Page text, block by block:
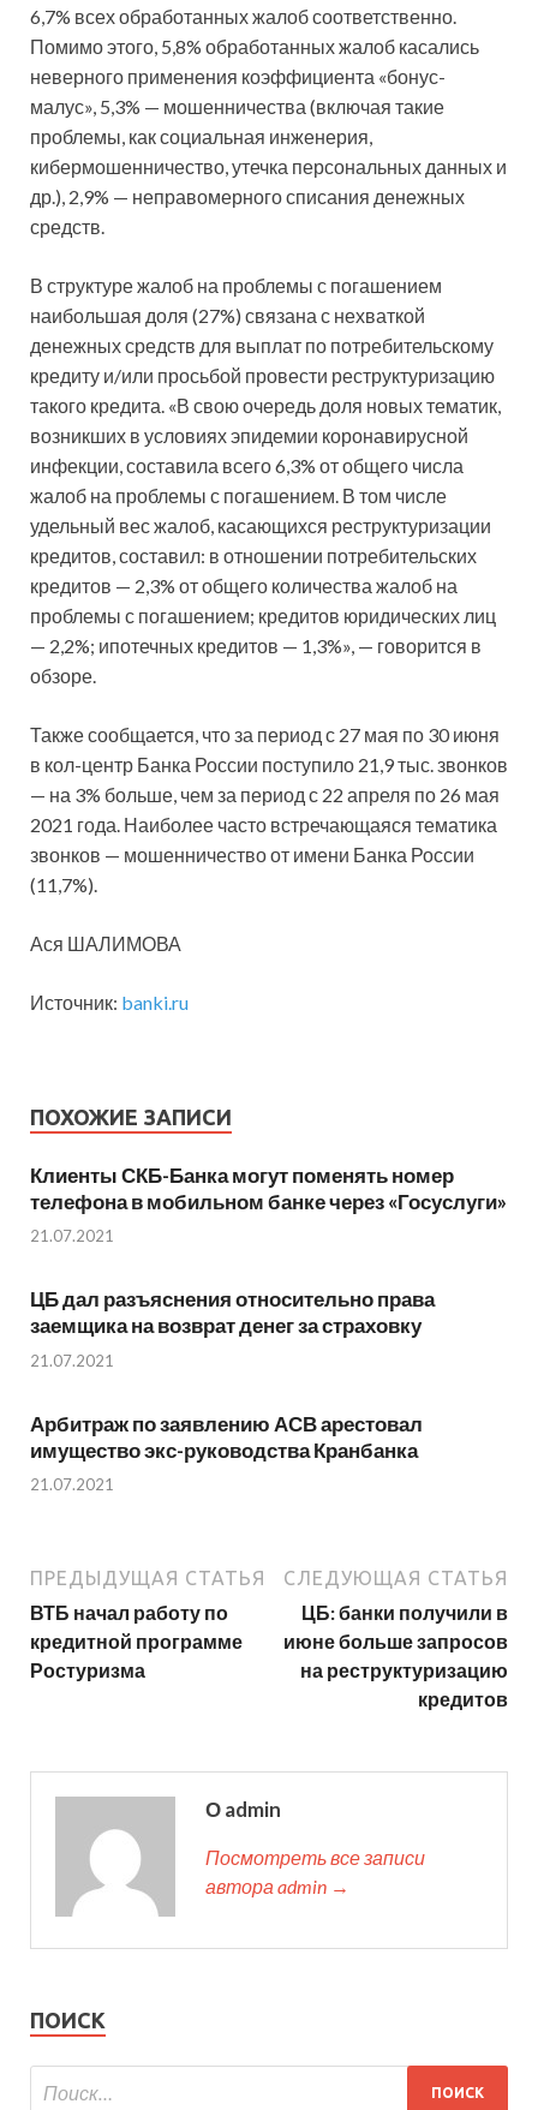
6,7% всех обработанных жалоб соответственно.
Помимо этого, 5,8% обработанных жалоб касались
неверного применения коэффициента «бонус-
малус», 5,3% — мошенничества (включая такие
проблемы, как социальная инженерия,
кибермошенничество, утечка персональных данных и
др.), 2,9% — неправомерного списания денежных
средств.
В структуре жалоб на проблемы с погашением
наибольшая доля (27%) связана с нехваткой
денежных средств для выплат по потребительскому
кредиту и/или просьбой провести реструктуризацию
такого кредита. «В свою очередь доля новых тематик,
возникших в условиях эпидемии коронавирусной
инфекции, составила всего 6,3% от общего числа
жалоб на проблемы с погашением. В том числе
удельный вес жалоб, касающихся реструктуризации
кредитов, составил: в отношении потребительских
кредитов — 2,3% от общего количества жалоб на
проблемы с погашением; кредитов юридических лиц
— 2,2%; ипотечных кредитов — 1,3%», — говорится в
обзоре.
Также сообщается, что за период с 27 мая по 30 июня
в кол-центр Банка России поступило 21,9 тыс. звонков
— на 3% больше, чем за период с 22 апреля по 26 мая
2021 года. Наиболее часто встречающаяся тематика
звонков — мошенничество от имени Банка России
(11,7%).
Ася ШАЛИМОВА
Источник: banki.ru
ПОХОЖИЕ ЗАПИСИ
​Клиенты СКБ-Банка могут поменять номер
телефона в мобильном банке через «​Госуслуги»
21.07.2021
ЦБ дал разъяснения относительно права
заемщика на возврат денег за страховку
21.07.2021
Арбитраж по заявлению АСВ арестовал
имущество экс-руководства Кранбанка
21.07.2021
ПРЕДЫДУЩАЯ СТАТЬЯ
ВТБ начал работу по
кредитной программе
Ростуризма
СЛЕДУЮЩАЯ СТАТЬЯ
ЦБ: банки получили в
июне больше запросов
на реструктуризацию
кредитов
О admin
Посмотреть все записи
автора admin →
ПОИСК